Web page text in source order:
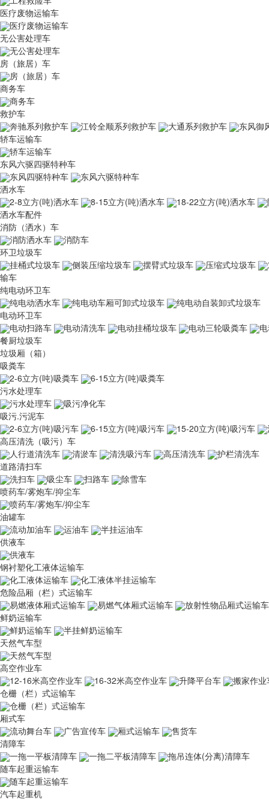
医疗废物运输车
医疗废物运输车
无公害处理车
无公害处理车
房（旅居）车
房（旅居）车
商务车
商务车
救护车
奔驰系列救护车
江铃全顺系列救护车 大通系列救护车
东风御
轿车运输车
轿车运输车
东风六驱四驱特种车
东风四驱特种车
东风六驱特种车
洒水车
2-8立方(吨)洒水车
8-15立方(吨)洒水车 18-22立方(吨)洒水车
洒水车配件
消防（洒水）车
消防洒水车
消防车
环卫垃圾车
挂桶式垃圾车
侧装压缩垃圾车 摆臂式垃圾车 压缩式垃圾车
输车
纯电动环卫车
纯电动洒水车
纯电动车厢可卸式垃圾车
纯电动自装卸式垃圾车
电动环卫车
电动扫路车
电动清洗车 电动挂桶垃圾车 电动三轮吸粪车
餐厨垃圾车
垃圾厢（箱）
吸粪车
2-6立方(吨)吸粪车
6-15立方(吨)吸粪车
污水处理车
污水处理车
吸污净化车
吸污.污泥车
2-6立方(吨)吸污车
6-15立方(吨)吸污车 15-20立方(吨)吸污车
高压清洗（吸污）车
人行道清洗车
清淤车 清洗吸污车 高压清洗车
护栏清洗车
道路清扫车
洗扫车
吸尘车 扫路车
除雪车
喷药车/雾炮车/抑尘车
喷药车/雾炮车/抑尘车
油罐车
流动加油车
运油车
半挂运油车
供液车
供液车
钢衬塑化工液体运输车
化工液体运输车
化工液体半挂运输车
危险品厢（栏）式运输车
易燃液体厢式运输车
易燃气体厢式运输车
放射性物品厢式运输车
鲜奶运输车
鲜奶运输车
半挂鲜奶运输车
天然气车型
天然气车型
高空作业车
12-16米高空作业车
16-32米高空作业车 升降平台车
搬家作业
仓栅（栏）式运输车
仓栅（栏）式运输车
厢式车
流动舞台车
广告宣传车 厢式运输车
售货车
清障车
一拖一平板清障车
一拖二平板清障车
拖吊连体(分离)清障车
随车起重运输车
随车起重运输车
汽车起重机